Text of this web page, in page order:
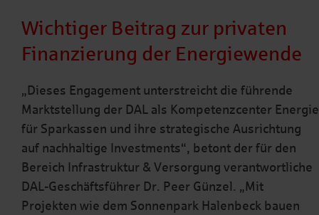
Wichtiger Beitrag zur privaten
Finanzierung der Energiewende
„Dieses Engagement unterstreicht die führende
Marktstellung der DAL als Kompetenzcenter Energie
für Sparkassen und ihre strategische Ausrichtung
auf nachhaltige Investments“, betont der für den
Bereich Infrastruktur & Versorgung verantwortliche
DAL-Geschäftsführer Dr. Peer Günzel. „Mit
Projekten wie dem Sonnenpark Halenbeck bauen